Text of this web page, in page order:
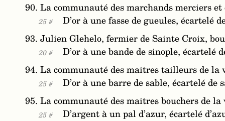
90. La communauté des marchands merciers
25 #
D’or à une fasse de gueules, écartelé
93. Julien Glehelo, fermier de Sainte Croix,
20 #
D’or à une bande de sinople, écartelé
94. La communauté des maitres tailleurs de
25 #
D’or à une barre de sable, écartelé de
95. La communauté des maitres bouchers de
25 #
D’argent à un pal d’azur, écartelé